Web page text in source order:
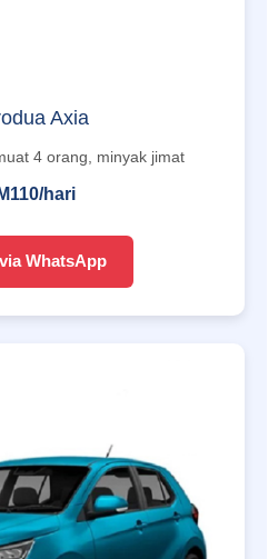
Axia
4 orang, minyak jimat
hari
WhatsApp